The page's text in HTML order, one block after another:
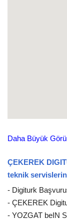
Daha Büyük
ÇEKEREK
teknik
- Digiturk
- ÇEKEREK
- YOZGAT beIN